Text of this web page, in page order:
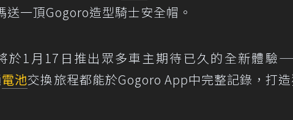
一頂Gogoro造型騎士安全帽。
於1月17日推出眾多車主期待已久的全新體驗
電池交換旅程都能於Gogoro App中完整記錄，打